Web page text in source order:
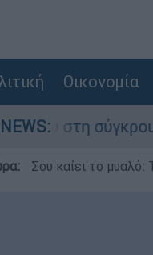
Οικονομία
Σου καίει το